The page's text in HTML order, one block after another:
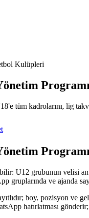
Kulüpleri
Programı
tüm kadrolarını, lig
Programı
U12 grubunun velisi
gruplarında ve ajanda
boy, pozisyon ve
hatırlatması gönderir;